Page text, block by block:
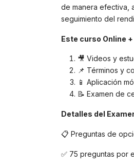
de manera efectiva,
seguimiento del
Este curso Online
🎥 Videos y
📌 Términos y
📱 Aplicación
📝 Examen de
Detalles del
📋 Preguntas de
✅ 75 preguntas por